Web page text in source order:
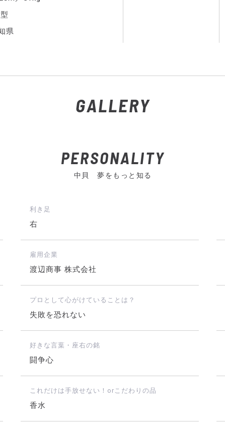
県
GALLERY
PERSONALITY
中貝 夢をもっと知る
利き足
右
雇用企業
渡辺商事 株式会社
プロとして心がけていることは？
失敗を恐れない
好きな言葉・座右の銘
闘争心
これだけは手放せない！orこだわりの品
香水